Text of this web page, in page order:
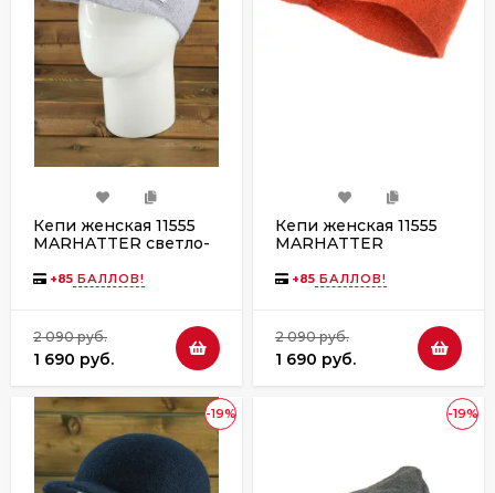
Кепи женская 11555
MARHATTER светло-
+85 БАЛЛОВ!
2 090 руб.
1 690 руб.
Кепи женская 11555
MARHATTER
+85 БАЛЛОВ!
2 090 руб.
1 690 руб.
-19% -19%